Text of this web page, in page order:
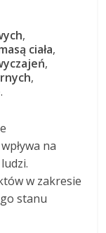
,
ciała,
,
,
.
na
w zakresie
stanu